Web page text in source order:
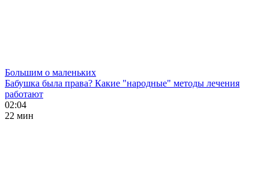
Большим о маленьких
Бабушка была права? Какие "народные" методы лечения
работают
02:04
22 мин